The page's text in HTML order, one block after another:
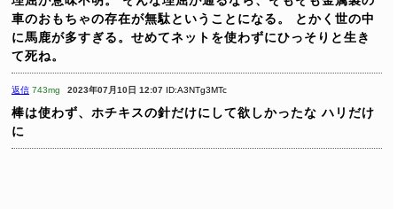
車のおもちゃの存在が無駄ということになる。
とかく世の中
に馬鹿が多すぎる。せめてネットを使わずにひっそりと生き
て死ね。
返信 743mg 2023年07月10日 12:07 ID:A3NTg3MTc
棒は使わず、ホチキスの針だけにして欲しかったな ハリだけ
に